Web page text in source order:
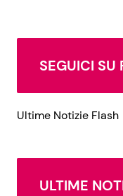
SEGUICI SU
Ultime Notizie Flash
ULTIME